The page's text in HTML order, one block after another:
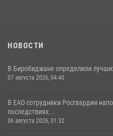
НОВОСТИ
В Биробиджане определили
07 августа 2026, 04:40
В ЕАО сотрудники Росгвардии
последствиях...
06 августа 2026, 01:32